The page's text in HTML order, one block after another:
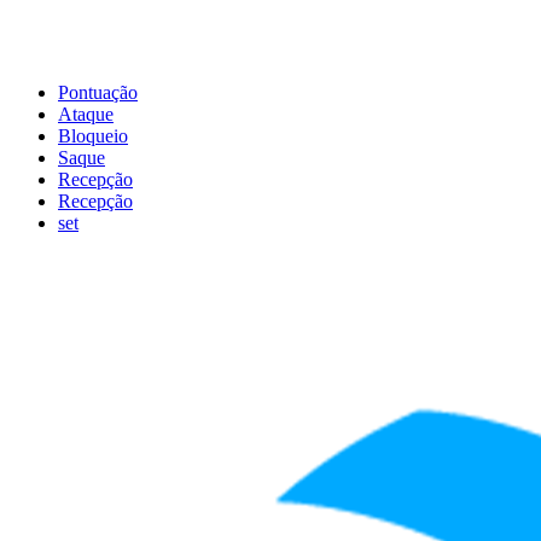
Pontuação
Ataque
Bloqueio
Saque
Recepção
Recepção
set